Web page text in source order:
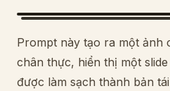
Kỹ năng
Lời nhắc
Prompt này tạo ra một ảnh
chân thực, hiển thị một
được làm sạch thành bản